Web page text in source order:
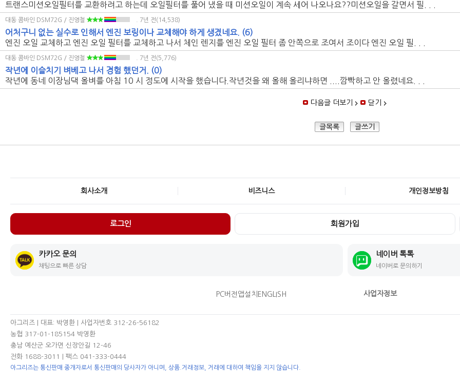
트랜스미션오일필터를 교환하려고 하는데 오일필터를 풀어 냈을 때 미션오일이 계속 세어 나오나요??미션오일을 갈면서 필. . .
대동 콤바인 DSM72G / 진영철 . 7년 전(14,538)
어처구니 없는 실수로 인해서 엔진 보링이나 교체해야 하게 생겼네요. (6)
엔진 오일 교체하고 엔진 오일 필터를 교체하고 나서 체인 렌지를 엔진 오일 필터 좀 안쪽으로 조여서 조이다 엔진 오일 필. . .
대동 콤바인 DSM72G / 진영철 . 7년 전(5,776)
작년에 이슬치기 벼베고 나서 경험 했던거. (0)
작년에 동네 이장님댁 올벼를 아침 10 시 정도에 시작을 했습니다.작년것을 왜 올해 올리냐하면 ....깜빡하고 안 올렸네요. . .
다음글 더보기 닫기
글목록 글쓰기
회사소개 비즈니스 개인정보방침
로그인 회원가입
카카오 문의
채팅으로 빠른 상담
네이버 톡톡
네이버로 문의하기
PC버전 앱설치 ENGLISH 사업자정보
아그리즈 | 대표: 박영환 | 사업자번호 312-26-56182
농협 317-01-185154 박영환
충남 예산군 오가면 신장안길 12-46
전화 1688-3011
| 팩스 041-333-0444
아그리즈는 통신판매 중개자로서 통신판매의 당사자가 아니며, 상품.거래정보, 거래에 대하여 책임을 지지 않습니다.